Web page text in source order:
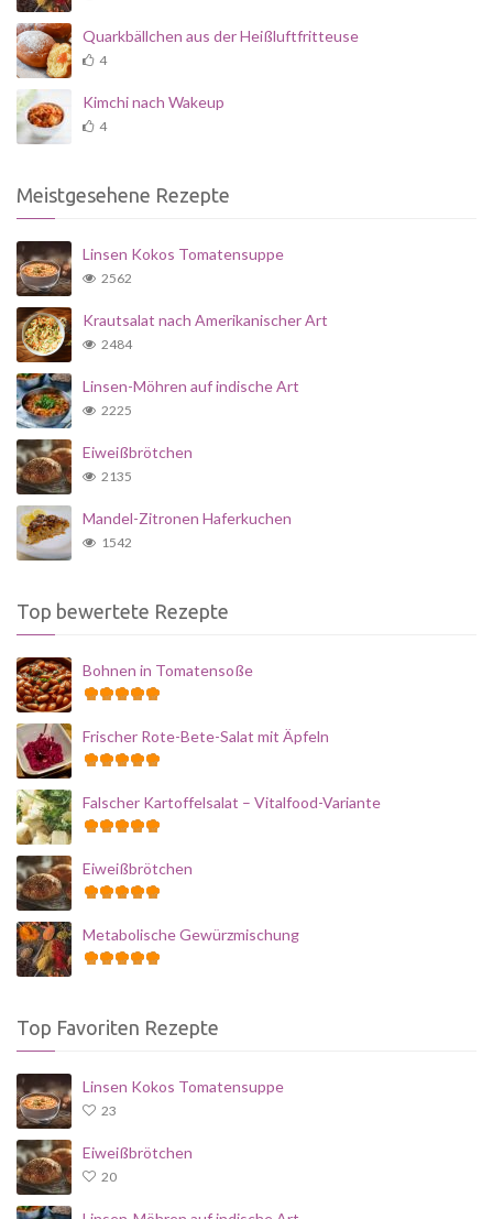
Quarkbällchen aus der Heißluftfritteuse
4
Kimchi nach Wakeup
4
Meistgesehene Rezepte
Linsen Kokos Tomatensuppe
2562
Krautsalat nach Amerikanischer Art
2484
Linsen-Möhren auf indische Art
2225
Eiweißbrötchen
2135
Mandel-Zitronen Haferkuchen
1542
Top bewertete Rezepte
Bohnen in Tomatensoße
Frischer Rote-Bete-Salat mit Äpfeln
Falscher Kartoffelsalat – Vitalfood-Variante
Eiweißbrötchen
Metabolische Gewürzmischung
Top Favoriten Rezepte
Linsen Kokos Tomatensuppe
23
Eiweißbrötchen
20